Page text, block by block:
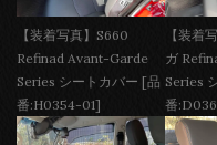
【装着写真】S660
Refinad Avant-Garde
Series シートカバー [品
番:H0354-01]
【装着
ガ
Series
番